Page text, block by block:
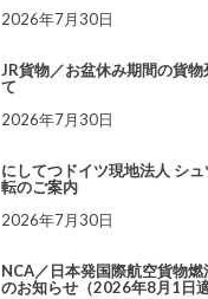
2026年7月30日
JR貨物／お盆休み期間の貨
て
2026年7月30日
にしてつドイツ現地法人 シ
転のご案内
2026年7月30日
NCA／日本発国際航空貨物
のお知らせ（2026年8月1日